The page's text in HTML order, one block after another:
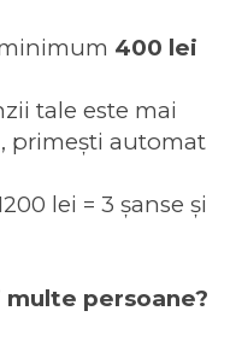
400 lei
tale este mai
primești automat
lei = 3 șanse și
persoane?